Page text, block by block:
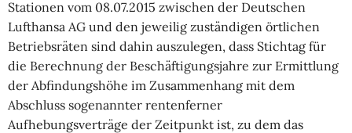
Stationen vom 08.07.2015 zwischen der Deutschen
Lufthansa AG und den jeweilig zuständigen örtlichen
Betriebsräten sind dahin auszulegen, dass Stichtag für
die Berechnung der Beschäftigungsjahre zur Ermittlung
der Abfindungshöhe im Zusammenhang mit dem
Abschluss sogenannter rentenferner
Aufhebungsverträge der Zeitpunkt ist, zu dem das